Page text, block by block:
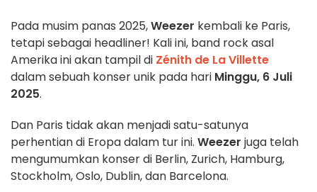
Pada musim panas 2025,Weezer kembali ke Paris,
tetapi sebagai headliner! Kali ini, band rock asal
Amerika ini akan tampil di Zénith de La Villette
dalam sebuah konser unik pada hari Minggu, 6 Juli
2025.
Dan Paris tidak akan menjadi satu-satunya
perhentian di Eropa dalam tur ini. Weezer juga telah
mengumumkan konser di Berlin, Zurich, Hamburg,
Stockholm, Oslo, Dublin, dan Barcelona.